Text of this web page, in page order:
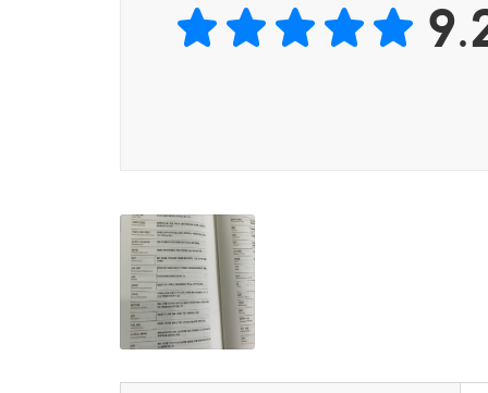
--- p.69~70
는 과정”이 벤치마킹이다. 이것이 올바른 정의다.
오해될 만한 빌미를 제공한 것은 사실이다. “타사
--- p.92
의사 결정
“일찍이 나는 ‘무언가의 이름을 아는 것’과 ‘그
『나의 첫 경영어 수업』은 핵심 필수 비즈니스
전통적인 개념에서 벗어나 한층 신선하고 실질적
예를 들어 “미션은 구성원에게 영감을 주는 조
아니다.” 또 벤치마킹은 냉철한 발견의 과정이라
탐구함으로써 통찰을 얻는 과정이다”라고 규정